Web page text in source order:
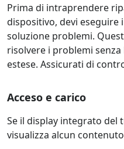
Prima di intraprendere
dispositivo, devi eseguire
soluzione problemi.
risolvere i problemi
estese. Assicurati di
Acceso e carico
Se il display integrato del
visualizza alcun